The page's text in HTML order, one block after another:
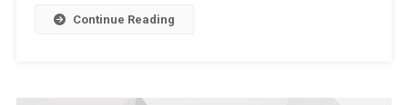
Continue Reading